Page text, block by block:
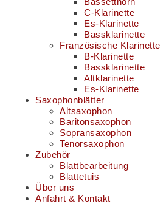
C-Klarinette
Es-Klarinette
Bassklarinette
Französische Klarinette
B-Klarinette
Bassklarinette
Altklarinette
Es-Klarinette
Saxophonblätter
Altsaxophon
Baritonsaxophon
Sopransaxophon
Tenorsaxophon
Zubehör
Blattbearbeitung
Blattetuis
Über uns
Anfahrt & Kontakt